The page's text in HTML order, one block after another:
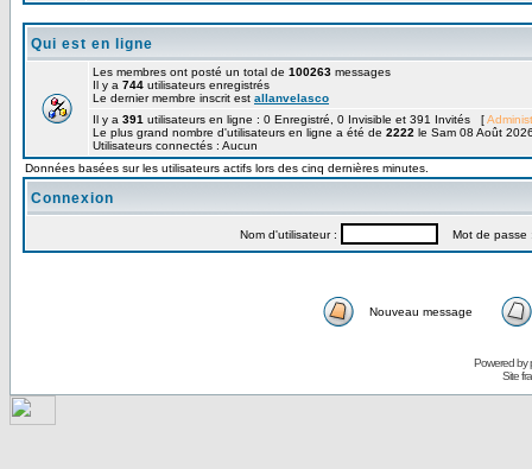
Qui est en ligne
Les membres ont posté un total de 100263 messages
Il y a 744 utilisateurs enregistrés
Le dernier membre inscrit est allanvelasco
Il y a 391 utilisateurs en ligne : 0 Enregistré, 0 Invisible et 391 Invités [
Le plus grand nombre d'utilisateurs en ligne a été de 2222 le Sam 08 Août
Utilisateurs connectés : Aucun
Données basées sur les utilisateurs actifs lors des cinq dernières minutes.
Connexion
Nom d'utilisateur : Mot de passe
Nouveau message
Powered by
Site